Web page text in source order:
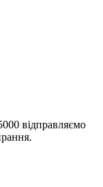
відправляємо